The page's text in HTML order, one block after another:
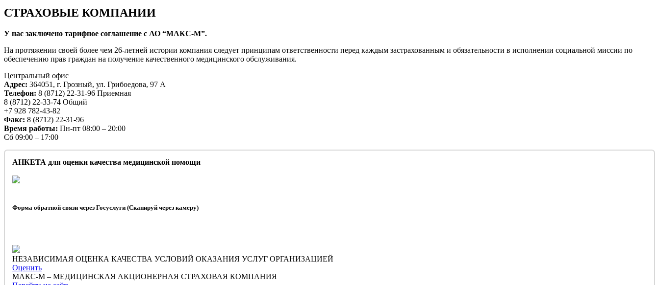
СТРАХОВЫЕ КОМПАНИИ
У нас заключено тарифное соглашение с АО “МАКС-М”.
На протяжении своей более чем 26-летней истории компания следует принципам ответственности перед каждым застрахованным и обязательности в исполнении социальной миссии по
обеспечению прав граждан на получение качественного медицинского обслуживания.
Центральный офис
Адрес: 364051, г. Грозный, ул. Грибоедова, 97 А
Телефон: 8 (8712) 22-31-96 Приемная
8 (8712) 22-33-74 Общий
+7 928 782-43-82
Факс: 8 (8712) 22-31-96
Время работы: Пн-пт 08:00 – 20:00
Сб 09:00 – 17:00
АНКЕТА для оценки качества медицинской помощи
Форма обратной связи через Госуслуги (Сканируй через камеру)
НЕЗАВИСИМАЯ ОЦЕНКА КАЧЕСТВА УСЛОВИЙ ОКАЗАНИЯ УСЛУГ ОРГАНИЗАЦИЕЙ
Оценить
МАКС-М – МЕДИЦИНСКАЯ АКЦИОНЕРНАЯ СТРАХОВАЯ КОМПАНИЯ